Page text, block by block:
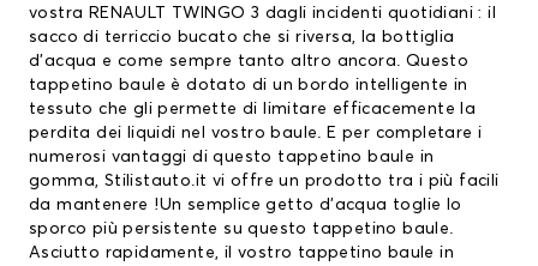
vostra RENAULT TWINGO 3 dagli incidenti quotidiani : il
sacco di terriccio bucato che si riversa, la bottiglia
d’acqua e come sempre tanto altro ancora. Questo
tappetino baule è dotato di un bordo intelligente in
tessuto che gli permette di limitare efficacemente la
perdita dei liquidi nel vostro baule. E per completare i
numerosi vantaggi di questo tappetino baule in
gomma, Stilistauto.it vi offre un prodotto tra i più facili
da mantenere !Un semplice getto d’acqua toglie lo
sporco più persistente su questo tappetino baule.
Asciutto rapidamente, il vostro tappetino baule in